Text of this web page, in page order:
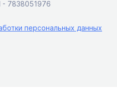
- 7838051976
персональных данных